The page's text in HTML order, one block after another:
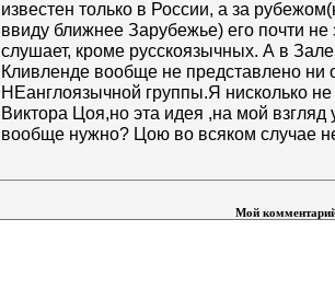
известен только в России, а за
ввиду ближнее Зарубежье) его почти не
слушает, кроме русскоязычных. А в
Кливленде вообще не представлено ни
НЕанглоязычной группы.Я нисколько
Виктора Цоя,но эта идея ,на мой взгляд
вообще нужно? Цою во всяком случае
Мой